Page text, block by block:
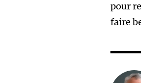
pour
faire